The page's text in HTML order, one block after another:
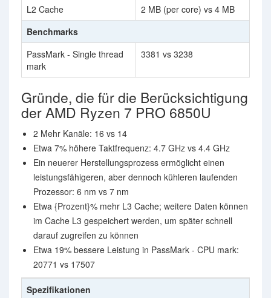
L2 Cache
2 MB (per core) vs 4 MB
Benchmarks
PassMark - Single thread
mark
3381 vs 3238
Gründe, die für die Berücksichtigung
der AMD Ryzen 7 PRO 6850U
2 Mehr Kanäle: 16 vs 14
Etwa 7% höhere Taktfrequenz: 4.7 GHz vs 4.4 GHz
Ein neuerer Herstellungsprozess ermöglicht einen
leistungsfähigeren, aber dennoch kühleren laufenden
Prozessor: 6 nm vs 7 nm
Etwa {Prozent}% mehr L3 Cache; weitere Daten können
im Cache L3 gespeichert werden, um später schnell
darauf zugreifen zu können
Etwa 19% bessere Leistung in PassMark - CPU mark:
20771 vs 17507
Spezifikationen